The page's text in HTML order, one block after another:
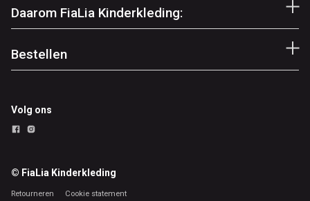
Daarom FiaLia Kinderkleding:
Bestellen
Volg ons
© FiaLia Kinderkleding
Retourneren Cookie statement